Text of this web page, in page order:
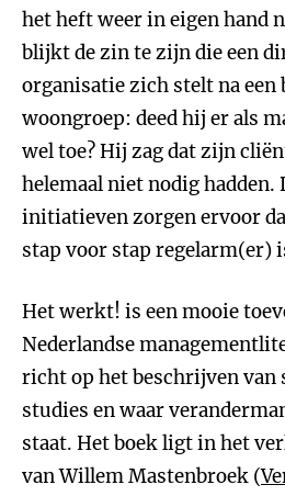
het heft weer in eigen hand
blijkt de zin te zijn die een
organisatie zich stelt na een
woongroep: deed hij er als
wel toe? Hij zag dat zijn
helemaal niet nodig hadden.
initiatieven zorgen ervoor
stap voor stap regelarm(er)
Het werkt! is een mooie
Nederlandse
richt op het beschrijven van
studies en waar
staat. Het boek ligt in het
van Willem Mastenbroek (